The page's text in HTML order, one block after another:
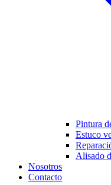
Pintura
Estuco
Alisado
Nosotros
Contacto